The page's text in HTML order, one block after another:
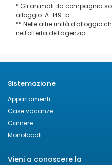
* Gli animali da compagnia
alloggio: A-149-b
** Nelle altre unità d'alloggio
nell'offerta dell'agenzia
Sistemazione
Appartamenti
Case vacanze
Camere
Monolocali
Vieni a conoscere la